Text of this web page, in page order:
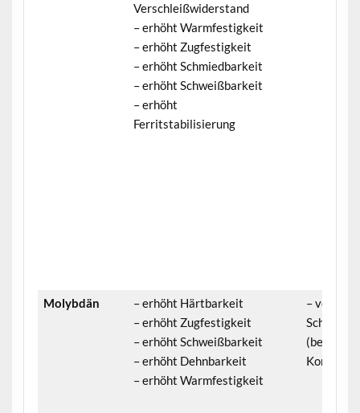
Verschleißwiderstand
– erhöht Warmfestigkeit
– erhöht Zugfestigkeit
– erhöht Schmiedbarkeit
– erhöht Schweißbarkeit
– erhöht
Ferritstabilisierung
Molybdän
– erhöht Härtbarkeit
– erhöht Zugfestigkeit
– erhöht Schweißbarkeit
– erhöht Dehnbarkeit
– erhöht Warmfestigkeit
–
(bei hoher